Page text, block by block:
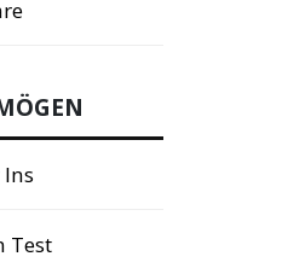
Ins
Test